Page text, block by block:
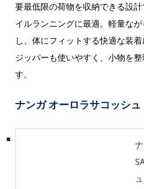
要最低限の荷物を収納できる設
イルランニングに最適。軽量な
し、体にフィットする快適な装
ジッパーも使いやすく、小物を
す。
ナンガ オーロラサコッシュ